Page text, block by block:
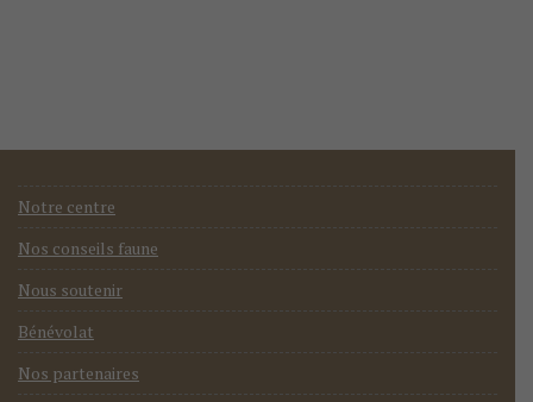
Notre centre
Nos conseils faune
Nous soutenir
Bénévolat
Nos partenaires